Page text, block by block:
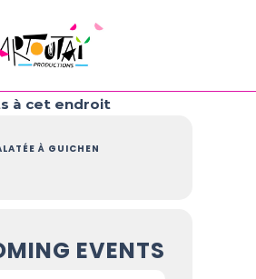
à cet endroit
À GUICHEN
EVENTS